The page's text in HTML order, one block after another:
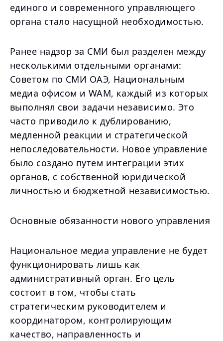
единого и современного управляющего
органа стало насущной необходимостью.
Ранее надзор за СМИ был разделен между
несколькими отдельными органами:
Советом по СМИ ОАЭ, Национальным
медиа офисом и WAM, каждый из которых
выполнял свои задачи независимо. Это
часто приводило к дублированию,
медленной реакции и стратегической
непоследовательности. Новое управление
было создано путем интеграции этих
органов, с собственной юридической
личностью и бюджетной независимостью.
Основные обязанности нового управления
Национальное медиа управление не будет
функционировать лишь как
административный орган. Его цель
состоит в том, чтобы стать
стратегическим руководителем и
координатором, контролирующим
качество, направленность и